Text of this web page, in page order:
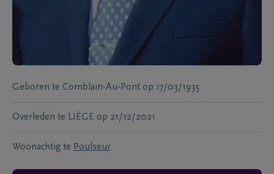
Geboren te Comblain-Au-Pont op 17/03/1935
Overleden te LIÈGE op 21/12/2021
Woonachtig te Poulseur